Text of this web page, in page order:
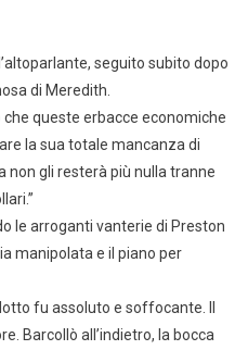
seguito subito dopo
di Meredith.
che queste erbacce economiche
la sua totale mancanza di
gli resterà più nulla tranne
le arroganti vanterie di Preston
manipolata e il piano per
fu assoluto e soffocante. Il
Barcollò all’indietro, la bocca